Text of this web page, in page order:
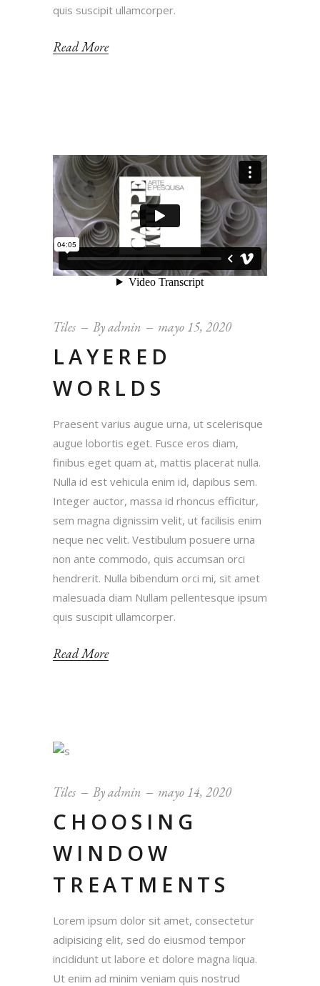
quis suscipit ullamcorper.
Read More
Tiles Byadmin mayo 15, 2020
LAYERED
WORLDS
Praesent varius augue urna, ut scelerisque
augue lobortis eget. Fusce eros diam,
finibus eget quam at, mattis placerat nulla.
Nulla id est vehicula enim id, dapibus sem.
Integer auctor, massa id rhoncus efficitur,
sem magna dignissim velit, ut facilisis enim
neque nec velit. Vestibulum posuere urna
non ante commodo, quis accumsan orci
hendrerit. Nulla bibendum orci mi, sit amet
malesuada diam Nullam pellentesque ipsum
quis suscipit ullamcorper.
Read More
Tiles Byadmin mayo 14, 2020
CHOOSING
WINDOW
TREATMENTS
Lorem ipsum dolor sit amet, consectetur
adipisicing elit, sed do eiusmod tempor
incididunt ut labore et dolore magna liqua.
Ut enim ad minim veniam quis nostrud